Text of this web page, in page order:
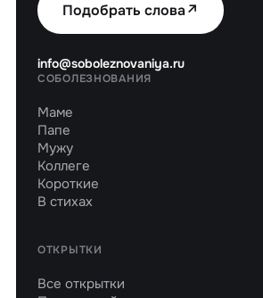
Подобрать слова↗
info@soboleznovaniya.ru
СОБОЛЕЗНОВАНИЯ
Маме
Папе
Мужу
Коллеге
Короткие
В стихах
ОТКРЫТКИ
Все открытки